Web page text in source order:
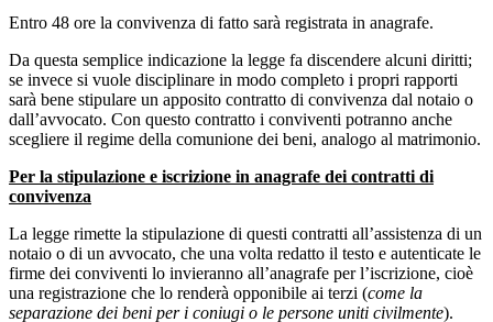
Entro 48 ore la convivenza di fatto sarà registrata in anagrafe.
Da questa semplice indicazione la legge fa discendere alcuni diritti;
se invece si vuole disciplinare in modo completo i propri rapporti
sarà bene stipulare un apposito contratto di convivenza dal notaio o
dall’avvocato. Con questo contratto i conviventi potranno anche
scegliere il regime della comunione dei beni, analogo al matrimonio.
Per la stipulazione e iscrizione in anagrafe dei contratti di
convivenza
La legge rimette la stipulazione di questi contratti all’assistenza di un
notaio o di un avvocato, che una volta redatto il testo e autenticate le
firme dei conviventi lo invieranno all’anagrafe per l’iscrizione, cioè
una registrazione che lo renderà opponibile ai terzi (come la
separazione dei beni per i coniugi o le persone uniti civilmente).